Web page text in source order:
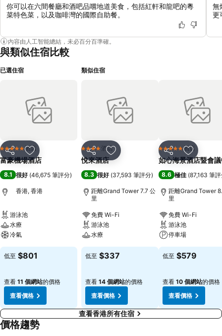
你可以在六間餐廳和酒吧品嚐地道美食，包括紅軒和龍吧的粵
菜特色菜，以及咖啡灣的國際自助餐。
無
更
內容由人工智能總結，未必百分百準確。
與類似住宿比較
已選住宿
分享 放到收藏夾
5 星級 酒店
富豪機場酒店
8.1 很好 (46,675 筆評分)
香港, 香港
游泳池
水療
冷氣
低至 $801
查看 11 個網站的價格
查看價格
類似住宿
分享 放到收藏夾
4 星級 酒店
悅來酒店
8.3 很好 (37,593 筆評分)
距離Grand Tower 7.7 公
里
免費 Wi-Fi
游泳池
水療
低至 $337
查看 14 個網站的價格
查看價格
分享 放到收藏
5 星級 酒店
如心海景酒店暨會
8.6 極佳 (87,163 筆
距離Grand Tower
里
免費 Wi-Fi
游泳池
停車場
低至 $579
查看 10 個網站的價格
查看價格
查看香港所有住宿
價格趨勢